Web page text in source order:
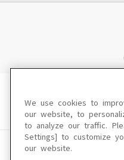
We use cookies to
our website, to
to analyze our traffic.
Settings] to customize
our website.